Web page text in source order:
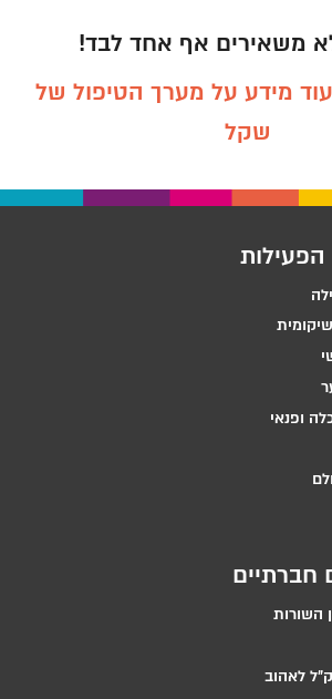
משאירים אף אחד לבד!
מידע על מערך הטיפול של
שקל
הפעילות
ופנאי
חברתיים
השורות
לאהוב